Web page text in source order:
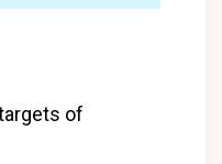
of